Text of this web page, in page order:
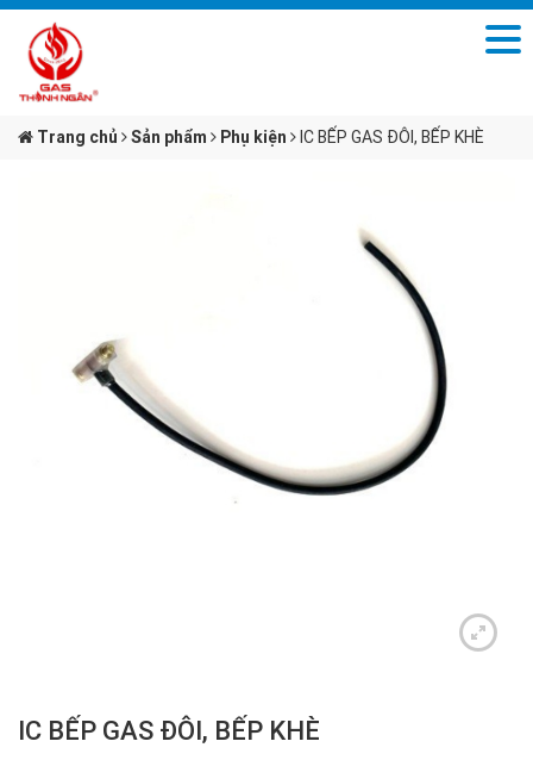
Trang chủ Sản phẩm Phụ kiện IC BẾP GAS ĐÔI, BẾP KHÈ
IC BẾP GAS ĐÔI, BẾP KHÈ